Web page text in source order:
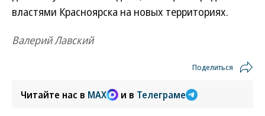
властями Красноярска на новых территориях.
Валерий Лавский
Поделиться
Читайте нас в MAX и в Телеграме